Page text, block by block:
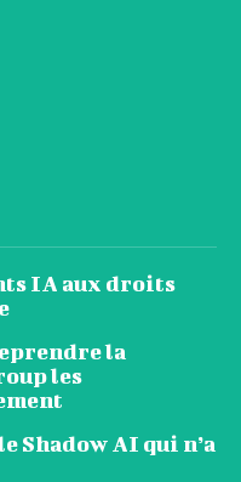
IA aux droits
la
les
Shadow AI qui n’a